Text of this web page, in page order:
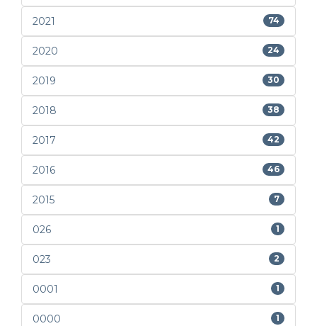
2021 74
2020 24
2019 30
2018 38
2017 42
2016 46
2015 7
026 1
023 2
0001 1
0000 1